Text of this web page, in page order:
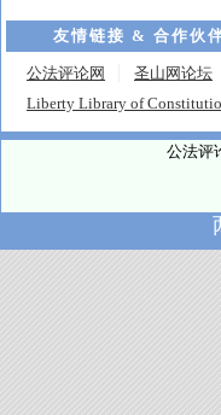
友情链接 & 合作伙
公法评论网 圣山网论坛
Liberty Library of
公法评